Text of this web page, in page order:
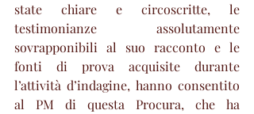
state chiare e circoscritte, le
testimonianze assolutamente
sovrapponibili al suo racconto e le
fonti di prova acquisite durante
l’attività d’indagine, hanno consentito
al PM di questa Procura, che ha